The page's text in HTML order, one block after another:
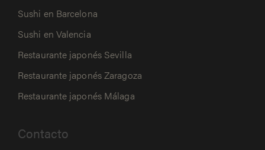
Sushi en Barcelona
Sushi en Valencia
Restaurante japonés Sevilla
Restaurante japonés Zaragoza
Restaurante japonés Málaga
Contacto